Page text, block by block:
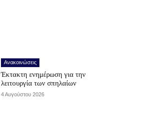
Ανακοινώσεις
Έκτακτη ενημέρωση για την
λειτουργία των σπηλαίων
4 Αυγούστου 2026